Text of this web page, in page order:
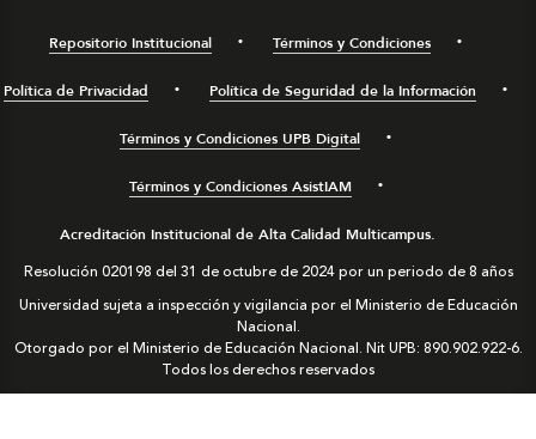
Repositorio Institucional Términos y Condiciones
Política de Privacidad Política de Seguridad de la Información
Términos y Condiciones UPB Digital
Términos y Condiciones AsistIAM
Acreditación Institucional de Alta Calidad Multicampus.
Resolución 020198 del 31 de octubre de 2024 por un periodo de 8 años
Universidad sujeta a inspección y vigilancia por el Ministerio de Educación
Nacional.
Otorgado por el Ministerio de Educación Nacional. Nit UPB: 890.902.922-6.
Todos los derechos reservados